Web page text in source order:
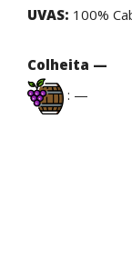
UVAS: 100%
Colheita —
: —